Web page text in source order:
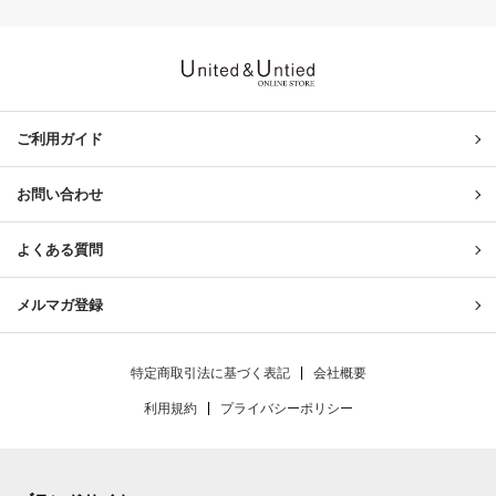
ご利用ガイド
お問い合わせ
よくある質問
メルマガ登録
特定商取引法に基づく表記 会社概要
利用規約 プライバシーポリシー